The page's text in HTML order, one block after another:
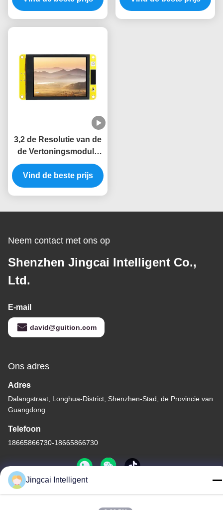
3,2 de Resolutie van de
de Vertoningsmodule
240x320 van Duimtft
LVGL LCD ESP32
Vind de beste prijs
Neem contact met ons op
Shenzhen Jingcai Intelligent Co.,
Ltd.
E-mail
david@guition.com
Ons adres
Adres
Dalangstraat, Longhua-District, Shenzhen-Stad, de Provincie van
Guangdong
Telefoon
18665866730-18665866730
Jingcai Intelligent